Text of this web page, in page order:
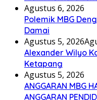
Agustus 6, 2026
Polemik MBG
Damai
Agustus 5, 2026
Alexander Wilyo
Ketapang
Agustus 5, 2026
ANGGARAN MBG
ANGGARAN